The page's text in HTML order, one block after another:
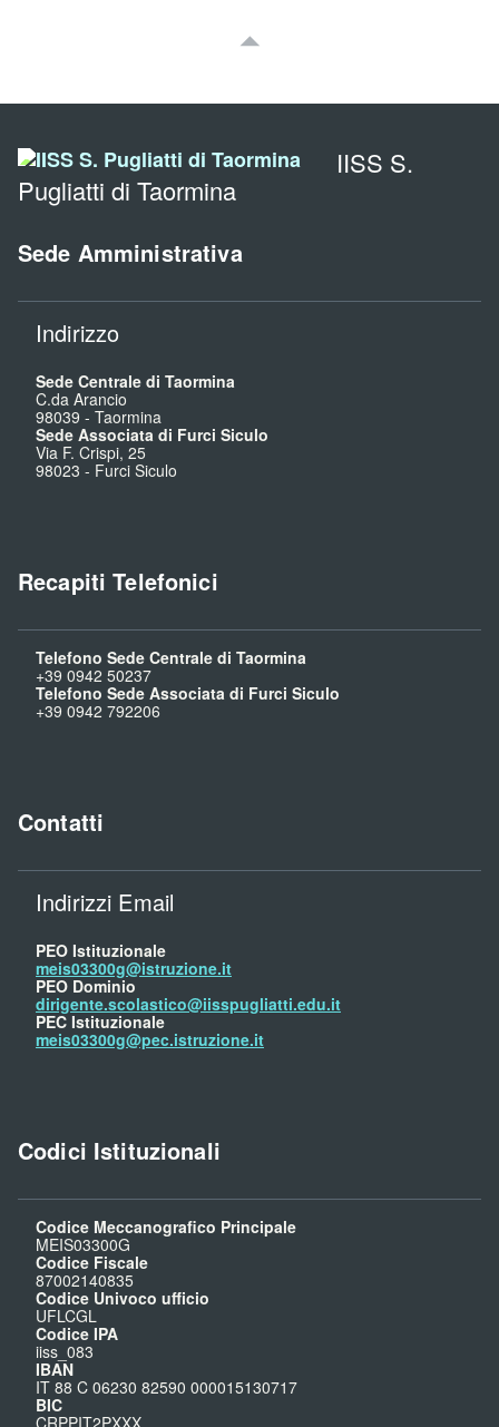
IISS S.
Pugliatti di Taormina
Sede Amministrativa
Indirizzo
Sede Centrale di Taormina
C.da Arancio
98039 - Taormina
Sede Associata di Furci Siculo
Via F. Crispi, 25
98023 - Furci Siculo
Recapiti Telefonici
Telefono Sede Centrale di Taormina
+39 0942 50237
Telefono Sede Associata di Furci Siculo
+39 0942 792206
Contatti
Indirizzi Email
PEO Istituzionale
meis03300g@istruzione.it
PEO Dominio
dirigente.scolastico@iisspugliatti.edu.it
PEC Istituzionale
meis03300g@pec.istruzione.it
Codici Istituzionali
Codice Meccanografico Principale
MEIS03300G
Codice Fiscale
87002140835
Codice Univoco ufficio
UFLCGL
Codice IPA
iiss_083
IBAN
IT 88 C 06230 82590 000015130717
BIC